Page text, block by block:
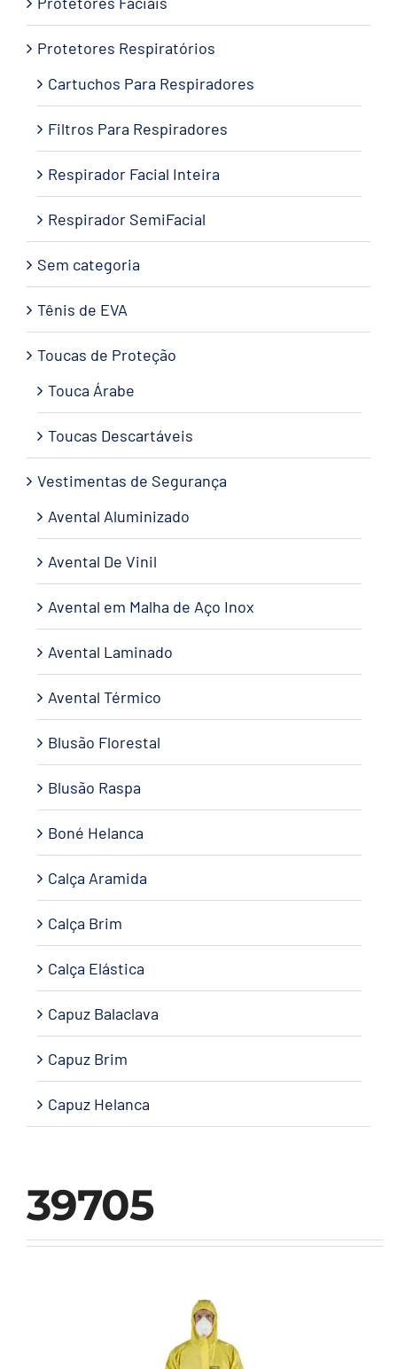
39705
Protetores Respiratórios
Cartuchos Para Respiradores
Filtros Para Respiradores
Respirador Facial Inteira
Respirador SemiFacial
Sem categoria
Tênis de EVA
Toucas de Proteção
Touca Árabe
Toucas Descartáveis
Vestimentas de Segurança
Avental Aluminizado
Avental De Vinil
Avental em Malha de Aço Inox
Avental Laminado
Avental Térmico
Blusão Florestal
Blusão Raspa
Boné Helanca
Calça Aramida
Calça Brim
Calça Elástica
Capuz Balaclava
Capuz Brim
Capuz Helanca